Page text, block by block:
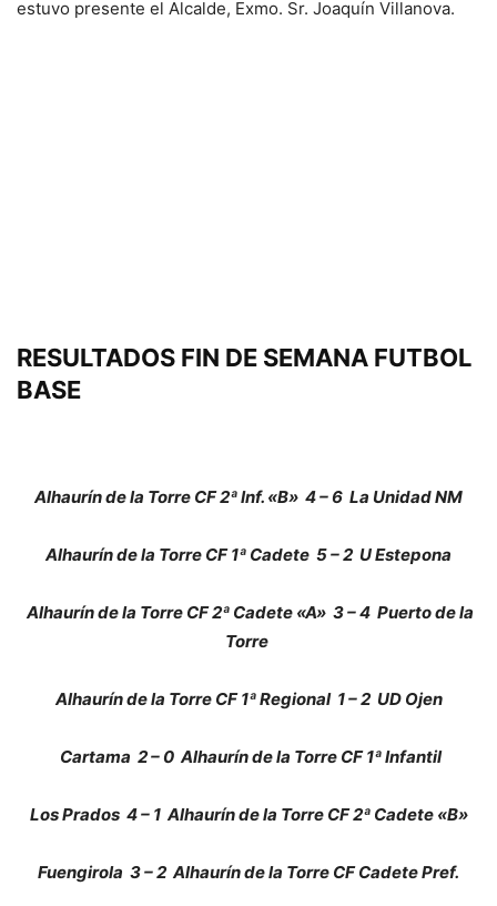
estuvo presente el Alcalde, Exmo. Sr. Joaquín Villanova.
RESULTADOS FIN DE SEMANA FUTBOL
BASE
Alhaurín de la Torre CF 2ª Inf. «B» 4 – 6 La Unidad NM
Alhaurín de la Torre CF 1ª Cadete 5 – 2 U Estepona
Alhaurín de la Torre CF 2ª Cadete «A» 3 – 4 Puerto de la
Torre
Alhaurín de la Torre CF 1ª Regional 1 – 2UD Ojen
Cartama 2 – 0Alhaurín de la Torre CF 1ª Infantil
Los Prados 4 – 1Alhaurín de la Torre CF 2ª Cadete «B»
Fuengirola 3 – 2 Alhaurín de la Torre CF Cadete Pref.